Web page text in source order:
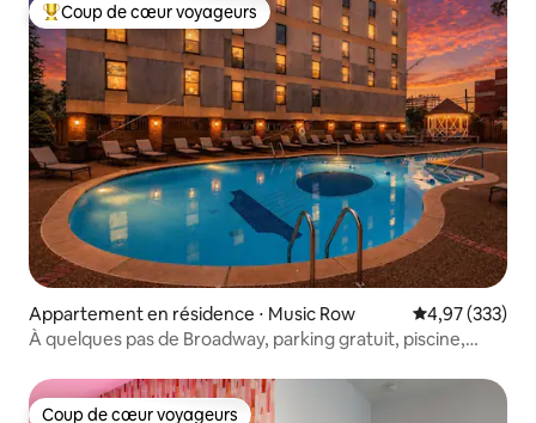
Coups de cœur voyageurs les plus appréciés
Coup de cœur voyageurs
Appartement en résidence ⋅ Music Row Évaluation
4,97 (333)
À quelques pas de Broadway, parking gratuit, piscine,
Coup de cœur voyageurs